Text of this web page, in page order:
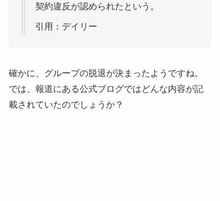
契約違反が認められたという。
引用：デイリー
確かに、グループの脱退が決まったようですね。
では、報道にある公式ブログではどんな内容が記
載されていたのでしょうか？